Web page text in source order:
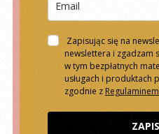
Zapisując się na
newslettera i zgadzam
w tym bezpłatnych
usługach i produktach
zgodnie z